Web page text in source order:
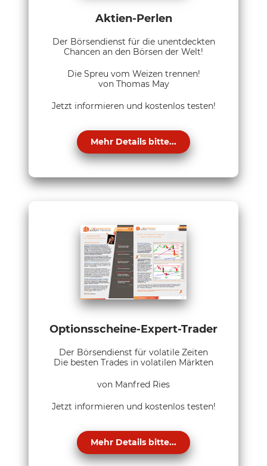
Aktien-Perlen
Der Börsendienst für die unentdeckten
Chancen an den Börsen der Welt!
Die Spreu vom Weizen trennen!
von Thomas May
Jetzt informieren und kostenlos testen!
Mehr Details bitte...
Optionsscheine-Expert-Trader
Der Börsendienst für volatile Zeiten
Die besten Trades in volatilen Märkten
von Manfred Ries
Jetzt informieren und kostenlos testen!
Mehr Details bitte...